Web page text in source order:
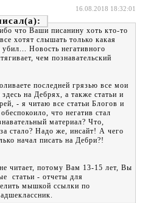
16.08.2018 18:32:01
что Ваши писанину хоть кто-то
хотят слышать только какая
убил... Новость негативного
чем познавательский
последней грязью все мои
на Дебрях, а также статьи и
- я читаю все статьи Блогов и
что негатив стал
материал? Что,
стало? Надо же, инсайт! А чего
начал писать на Дебри?!
читает, потому Вам 13-15 лет, Вы
статьи - отчеты для
мышкой ссылки по